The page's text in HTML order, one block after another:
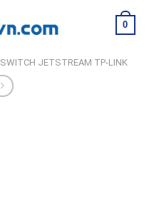
0
SWITCH JETSTREAM TP-LINK